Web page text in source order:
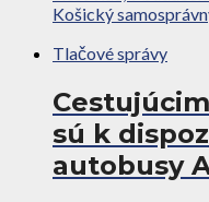
Košický
Tlačové správy
sú k
autobusy